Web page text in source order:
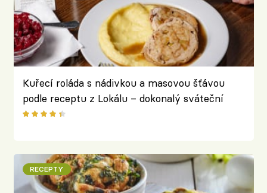
Kuřecí roláda s nádivkou a masovou šťávou
podle receptu z Lokálu – dokonalý sváteční
oběd
RECEPTY